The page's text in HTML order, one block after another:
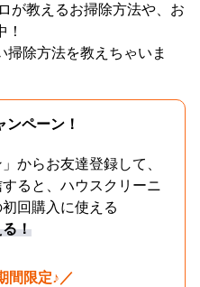
が教えるお掃除方法や、お
掃除方法を教えちゃいま
ペーン！
からお友達登録して、
すると、ハウスクリーニ
回購入に使える
！
間限定♪／